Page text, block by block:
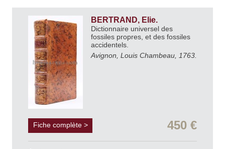
BERTRAND, Elie.
Dictionnaire universel des
fossiles propres, et des fossiles
accidentels.
Avignon, Louis Chambeau, 1763.
Fiche complète > 450 €